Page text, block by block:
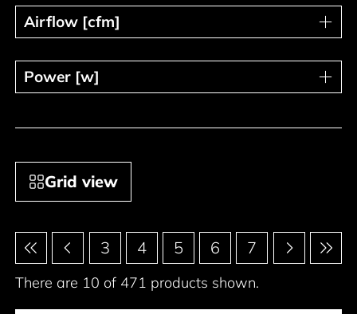
Grid view
Pagination 3 4 5 6 7
There are 10 of 471 products shown.
Airflow [cfm]
Airflow [cfm]
Power [w]
Power [w]